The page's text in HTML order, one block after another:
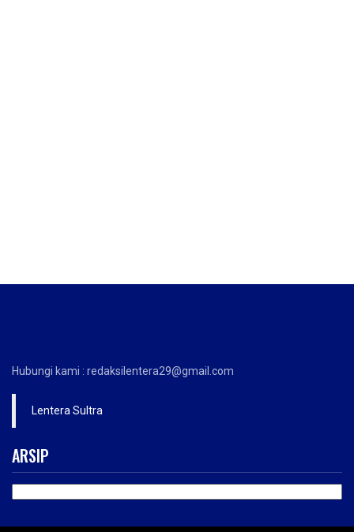
Hubungi kami : redaksilentera29@gmail.com
Lentera Sultra
ARSIP